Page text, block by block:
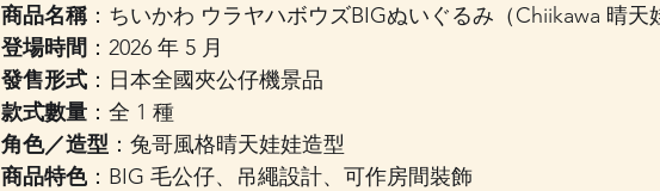
商品名稱 ：ちいかわ ウラヤハボウズBIGぬいぐるみ（Chiikawa 晴天
登場時間 ：2026 年 5 月
發售形式 ：日本全國夾公仔機景品
款式數量 ：全 1 種
角色／造型 ：兔哥風格晴天娃娃造型
商品特色 ：BIG 毛公仔、吊繩設計、可作房間裝飾